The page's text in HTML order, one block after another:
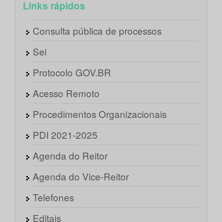
Links rápidos
Consulta pública de processos
Sei
Protocolo GOV.BR
Acesso Remoto
Procedimentos Organizacionais
PDI 2021-2025
Agenda do Reitor
Agenda do Vice-Reitor
Telefones
Editais